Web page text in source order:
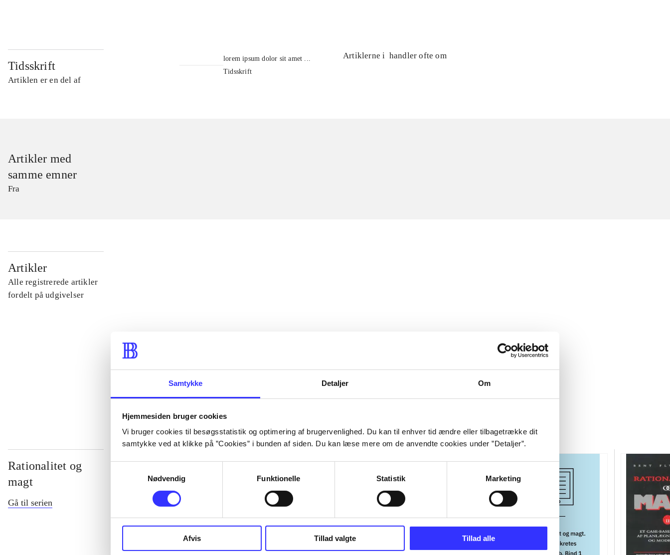
Samtykke Detaljer Om
Hjemmesiden bruger cookies
Vi bruger cookies til besøgsstatistik og optimering af brugervenlighed. Du kan til enhver tid ændre eller tilbagetrække dit
samtykke ved at klikke på ”Cookies” i bunden af siden. Du kan læse mere om de anvendte cookies under ”Detaljer”.
Nødvendig
Funktionelle Statistik Marketing
Afvis Tillad valgte Tillad alle
Tidsskrift
Artiklen er en del af
lorem ipsum dolor sit amet ...
Tidsskrift
Artiklerne i handler ofte om
Artikler med
samme emner
Fra
Artikler
Alle registrerede artikler
fordelt på udgivelser
Rationalitet og
magt
Gå til serien